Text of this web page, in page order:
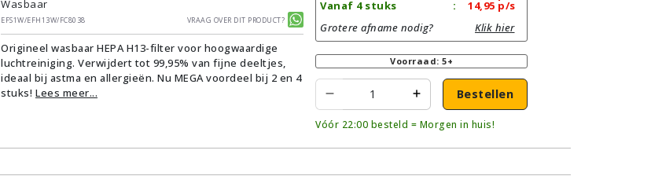
Wasbaar
EFS1W/EFH13W/FC8038
Vraag over dit product?
Origineel wasbaar HEPA H13-filter voor hoogwaardige
luchtreiniging. Verwijdert tot 99,95% van fijne deeltjes,
ideaal bij astma en allergieën. Nu MEGA voordeel bij 2 en 4
stuks! Lees meer...
Vanaf 4 stuks : 14,95 p/s
Grotere afname nodig?
Klik hier
Voorraad: 5+
Bestellen
Vóór 22:00 besteld = Morgen in huis!